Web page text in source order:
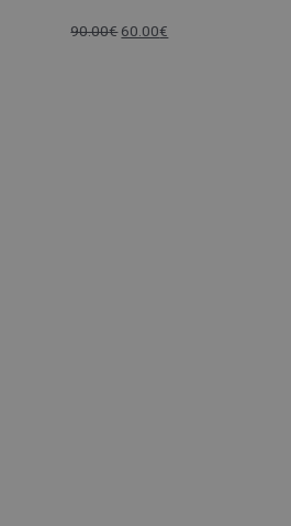
90.00€ 60.00€